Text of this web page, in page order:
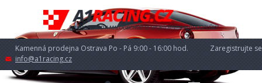
Kamenná prodejna Ostrava Po - Pá 9:00 - 16:00 hod.
info@a1racing.cz
Zaregistrujte se